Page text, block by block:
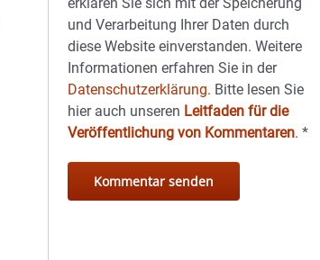
und Verarbeitung Ihrer Daten durch
diese Website einverstanden. Weitere
Informationen erfahren Sie in der
Datenschutzerklärung. Bitte lesen Sie
hier auch unseren Leitfaden für die
Veröffentlichung von Kommentaren.*